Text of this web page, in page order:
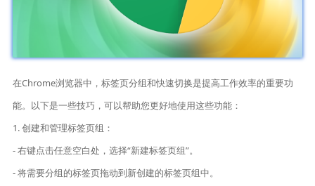
在Chrome浏览器中，标签页分组和快速切换是提高工作效率的重要功
能。以下是一些技巧，可以帮助您更好地使用这些功能：
1. 创建和管理标签页组：
- 右键点击任意空白处，选择“新建标签页组”。
- 将需要分组的标签页拖动到新创建的标签页组中。